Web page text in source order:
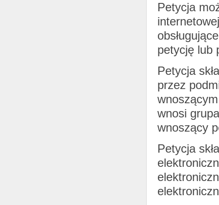
Petycja
petycję lub
Petycja
przez
wnosi
wnoszący
Petycja